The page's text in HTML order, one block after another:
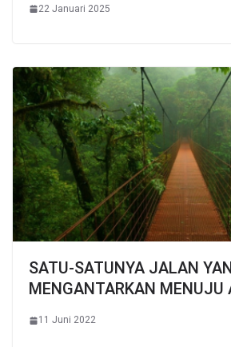
22 Januari 2025
SATU-SATUNYA JALAN
MENGANTARKAN MENUJU
11 Juni 2022